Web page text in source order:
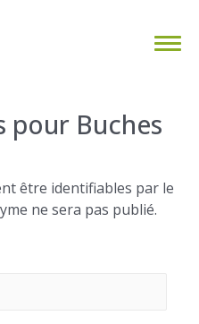
pour Buches
être identifiables par le
ne sera pas publié.